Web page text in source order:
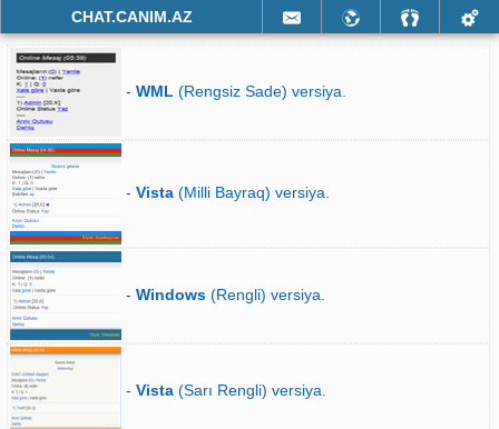
CHAT.CANIM.AZ
- WML (Rengsiz Sade) versiya.
- Vista (Milli Bayraq) versiya.
- Windows (Rengli) versiya.
- Vista (Sarı Rengli) versiya.